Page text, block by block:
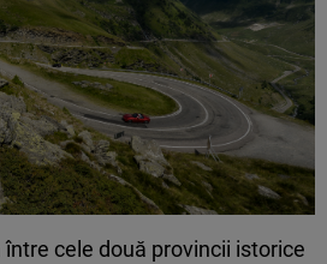
cele două provincii istorice